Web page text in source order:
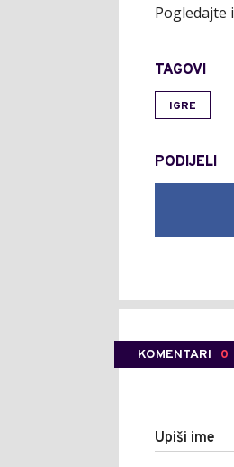
Pogledajte i
TAGOVI
IGRE
PODIJELI
KOMENTARI 0
Upiši ime